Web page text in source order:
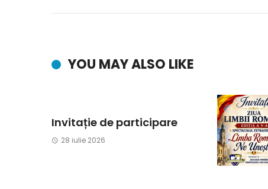
YOU MAY ALSO LIKE
Invitație de participare
28 iulie 2026